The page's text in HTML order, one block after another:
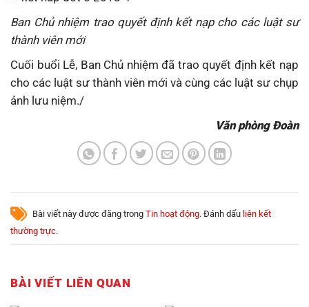
Ban Chủ nhiệm trao quyết định kết nạp cho các luật sư
thành viên mới
Cuối buổi Lễ, Ban Chủ nhiệm đã trao quyết định kết nạp
cho các luật sư thành viên mới và cùng các luật sư chụp
ảnh lưu niệm./
Văn phòng Đoàn
Bài viết này được đăng trong Tin hoạt động. Đánh dấu liên kết
thường trực.
BÀI VIẾT LIÊN QUAN